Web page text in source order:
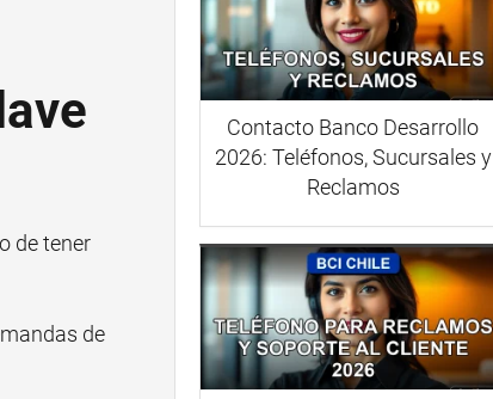
de tener
de
Contacto Banco Desarrollo
2026: Teléfonos, Sucursales y
Reclamos